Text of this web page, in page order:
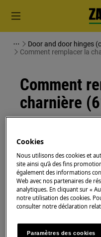
Door and door hinges
Comment remplacer la
Comment
charnière
l'appareil et
Faites toujours
appareils, pour les
personnes pour le
Utilisez toujours des
Cookies
Nous utilisons des cookies et
site ainsi qu’à des fins
également des informations
Web avec nos partenaires de
analytiques. En cliquant sur «
notre utilisation des cookies.
consulter notre déclaration
Paramètres des cookies